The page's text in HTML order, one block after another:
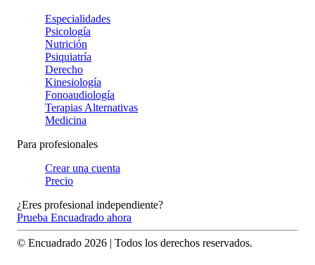
Especialidades
Psicología
Nutrición
Psiquiatría
Derecho
Kinesiología
Fonoaudiología
Terapias Alternativas
Medicina
Para profesionales
Crear una cuenta
Precio
¿Eres profesional independiente?
Prueba Encuadrado ahora
© Encuadrado 2026 | Todos los derechos reservados.